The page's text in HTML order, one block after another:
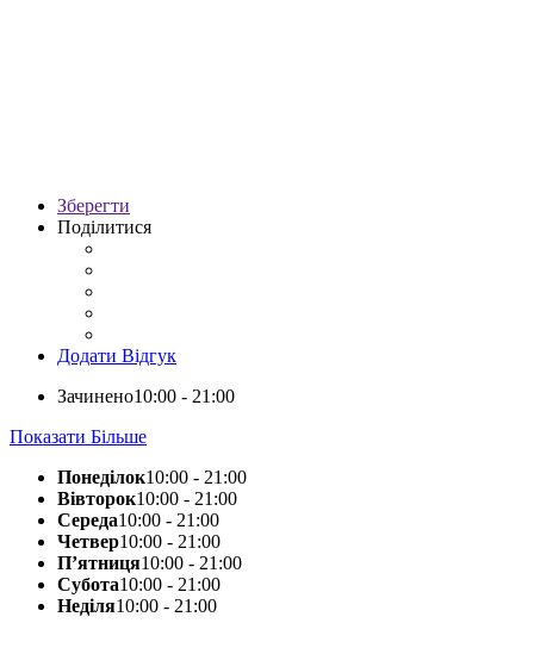
Зберегти
Поділитися
Додати Відгук
Зачинено10:00 - 21:00
Показати Більше
Понеділок10:00 - 21:00
Вівторок10:00 - 21:00
Середа10:00 - 21:00
Четвер10:00 - 21:00
П’ятниця10:00 - 21:00
Субота10:00 - 21:00
Неділя10:00 - 21:00